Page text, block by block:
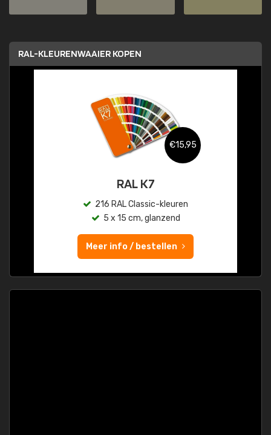
RAL-KLEURENWAAIER KOPEN
€15,95
RAL K7
216 RAL Classic-kleuren
5 x 15 cm, glanzend
Meer info / bestellen